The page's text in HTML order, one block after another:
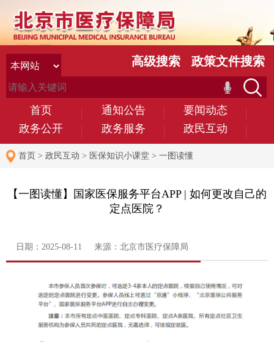
首页 通知公告
要闻动态
政务公开
政务服务 政民互动
高级搜索 政策文件搜索
首页 > 政民互动 > 医保知识小课堂 > 一图读懂
【一图读懂】国家医保服务平台APP | 如何更改自己的
定点医院？
日期：2025-08-11 来源：北京市医疗保障局